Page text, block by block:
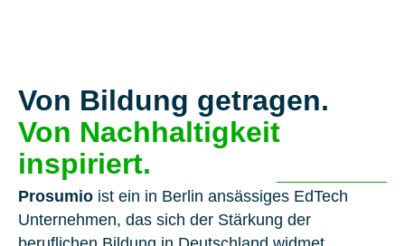
Von Bildung getragen.
Von Nachhaltigkeit
inspiriert.
Prosumio ist ein in Berlin ansässiges EdTech
Unternehmen, das sich der Stärkung der